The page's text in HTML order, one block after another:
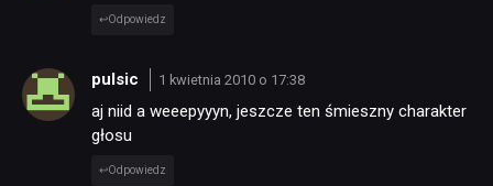
Odpowiedz
pulsic 1 kwietnia 2010 o 17:38
aj niid a weeepyyyn, jeszcze ten śmieszny charakter
głosu
Odpowiedz